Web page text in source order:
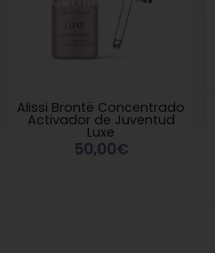
Alissi Brontë Concentrado
Activador de Juventud
Luxe
50,00€